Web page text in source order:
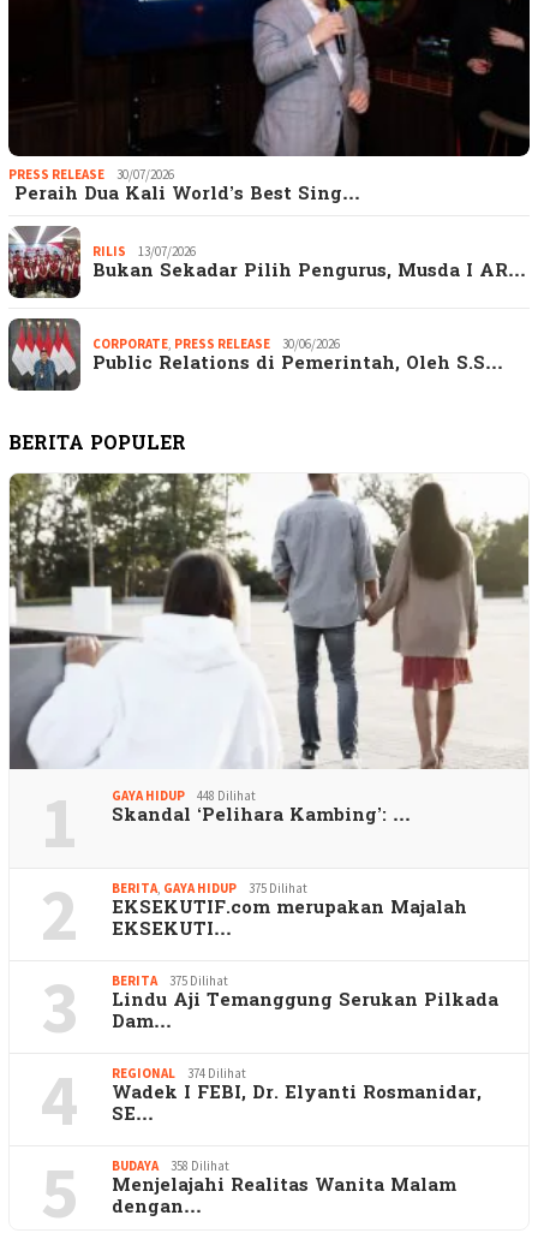
PRESS RELEASE 30/07/2026
Peraih Dua Kali World’s Best Sing…
RILIS 13/07/2026
Bukan Sekadar Pilih Pengurus, Musda I AR…
CORPORATE, PRESS RELEASE 30/06/2026
Public Relations di Pemerintah, Oleh S.S…
BERITA POPULER
1 GAYA HIDUP 448 Dilihat
Skandal ‘Pelihara Kambing’: …
2 BERITA, GAYA HIDUP 375 Dilihat
EKSEKUTIF.com merupakan Majalah
EKSEKUTI…
3 BERITA 375 Dilihat
Lindu Aji Temanggung Serukan Pilkada
Dam…
4 REGIONAL 374 Dilihat
Wadek I FEBI, Dr. Elyanti Rosmanidar,
SE…
5 BUDAYA 358 Dilihat
Menjelajahi Realitas Wanita Malam
dengan…